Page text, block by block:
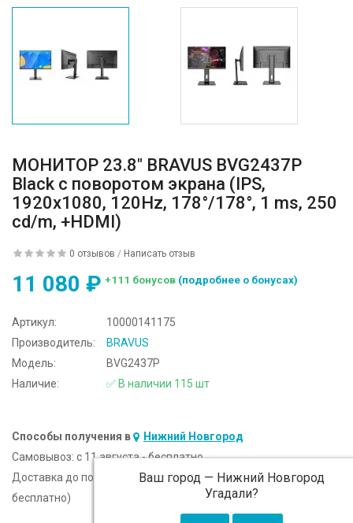
МОНИТОР 23.8" BRAVUS BVG2437P
Black с поворотом экрана (IPS,
1920x1080, 120Hz, 178°/178°, 1 ms, 250
cd/m, +HDMI)
0 отзывов / Написать отзыв
11 080 ₽ +111 бонусов (подробнее о бонусах)
Артикул:
10000141175
Производитель:
BRAVUS
Модель:
BVG2437P
Наличие:
✅ В наличии 115 шт
Способы получения в Нижний Новгород
Ваш город — Нижний Новгород
Угадали?
Самовывоз: c 11 августа - бесплатно
Доставка до подъезда:
c 11 августа - 300 ₽ (от 5 000 ₽
бесплатно)